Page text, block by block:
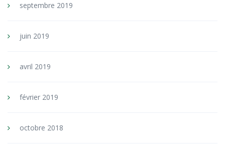
septembre 2019
juin 2019
avril 2019
février 2019
octobre 2018